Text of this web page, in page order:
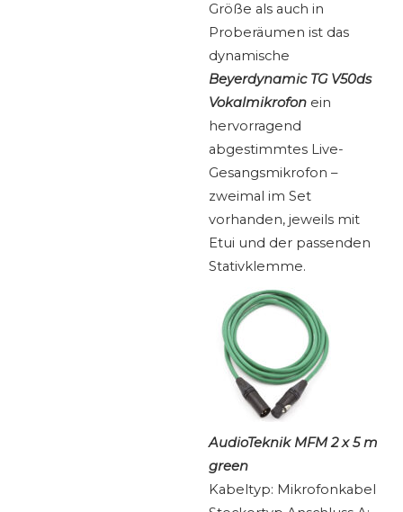
Größe als auch in
Proberäumen ist das
dynamische
Beyerdynamic TG V50ds
Vokalmikrofon ein
hervorragend
abgestimmtes Live-
Gesangsmikrofon –
zweimal im Set
vorhanden, jeweils mit
Etui und der passenden
Stativklemme.
AudioTeknik MFM 2 x 5 m
green
Kabeltyp: Mikrofonkabel